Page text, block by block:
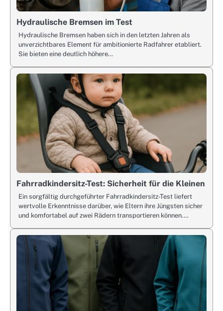
Hydraulische Bremsen im Test
Hydraulische Bremsen haben sich in den letzten Jahren als
unverzichtbares Element für ambitionierte Radfahrer etabliert.
Sie bieten eine deutlich höhere…
Fahrradkindersitz-Test: Sicherheit für die Kleinen
Ein sorgfältig durchgeführter Fahrradkindersitz-Test liefert
wertvolle Erkenntnisse darüber, wie Eltern ihre Jüngsten sicher
und komfortabel auf zwei Rädern transportieren können.…